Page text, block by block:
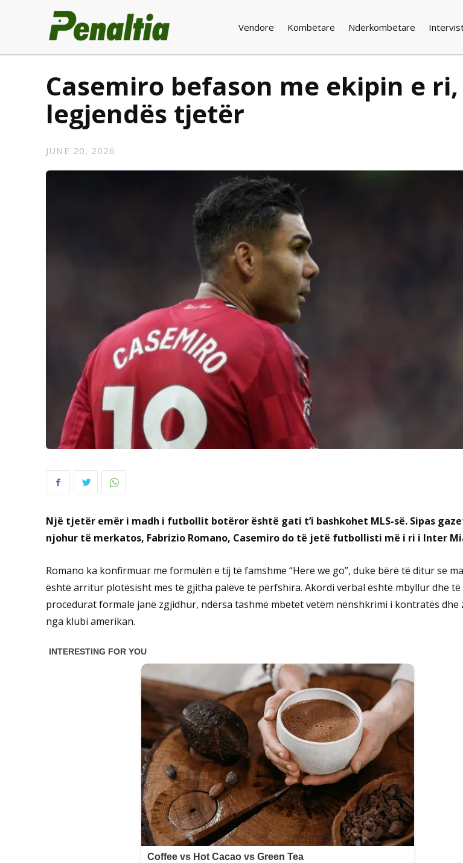
Vendore Kombëtare Ndërkombëtare
Casemiro befason me ekipin e
legjendës tjetër
JUNE 20, 2026
Një tjetër emër i madh i futbollit botëror është gati t’i bashkohet MLS-së. Sipas
njohur të merkatos, Fabrizio Romano, Casemiro do të jetë futbollisti më i ri i Inter
Romano ka konfirmuar me formulën e tij të famshme “Here we go”, duke bërë të ditur se
është arritur plotësisht mes të gjitha palëve të përfshira. Akordi verbal është mbyllur dhe
procedurat formale janë zgjidhur, ndërsa tashmë mbetet vetëm nënshkrimi i kontratës dhe
nga klubi amerikan.